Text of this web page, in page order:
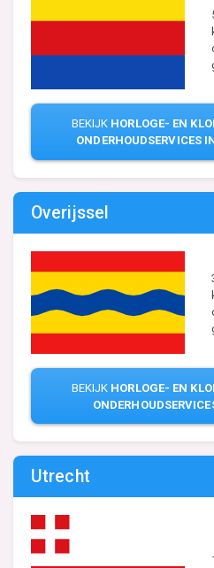
BEKIJK HORLOGE- EN
ONDERHOUDSERVICES
Overijssel
BEKIJK HORLOGE- EN
Utrecht